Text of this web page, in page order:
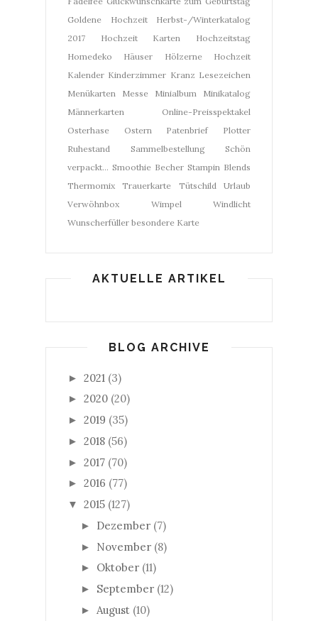
Goldene Hochzeit
Herbst-/Winterkatalog
2017
Hochzeit Karten
Hochzeitstag
Homedeko
Häuser
Hölzerne Hochzeit
Kalender Kinderzimmer Kranz Lesezeichen
Menükarten
Messe Minialbum
Minikatalog
Männerkarten
Online-Preisspektakel
Osterhase
Ostern Patenbrief
Plotter
Ruhestand
Sammelbestellung
Schön
verpackt... Smoothie Becher Stampin Blends
Thermomix
Trauerkarte Tütschild
Urlaub
Verwöhnbox
Wimpel
Windlicht
Wunscherfüller besondere Karte
AKTUELLE ARTIKEL
BLOG ARCHIVE
► 2021 (3)
► 2020 (20)
► 2019 (35)
► 2018 (56)
► 2017 (70)
► 2016 (77)
▼ 2015 (127)
► Dezember (7)
► November (8)
► Oktober (11)
► September (12)
► August (10)